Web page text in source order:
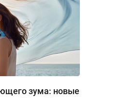
зума: новые